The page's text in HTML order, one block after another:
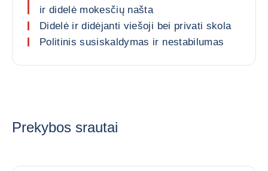
ir didelė mokesčių našta
Didelė ir didėjanti viešoji bei privati skola
Politinis susiskaldymas ir nestabilumas
Prekybos srautai